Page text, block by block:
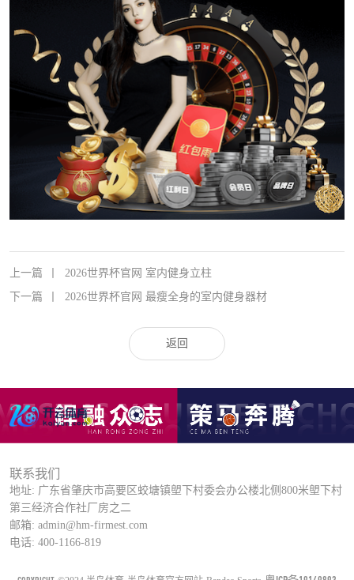
上一篇
2026世界杯官网 室内健身立柱
下一篇
2026世界杯官网 最瘦全身的室内健身器材
返回
联系我们
地址: 广东省肇庆市高要区蛟塘镇塱下村委会办公楼北侧800米塱下村
第三经济合作社厂房之二
邮箱: admin@hm-firmest.com
电话: 400-1166-819